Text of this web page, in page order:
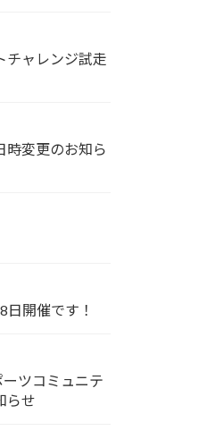
チャレンジ試走
時変更のお知ら
開催です！
ツコミュニテ
らせ